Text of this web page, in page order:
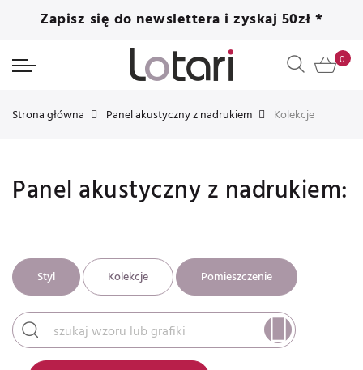
Zapisz się do newslettera i zyskaj 50zł *
Strona główna Panel akustyczny z nadrukiem Kolekcje
Panel akustyczny z nadrukiem:
Styl Kolekcje Pomieszczenie